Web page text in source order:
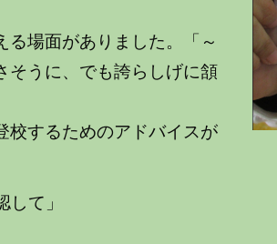
場面がありました。「～
そうに、でも誇らしげに頷
するためのアドバイスが
て」